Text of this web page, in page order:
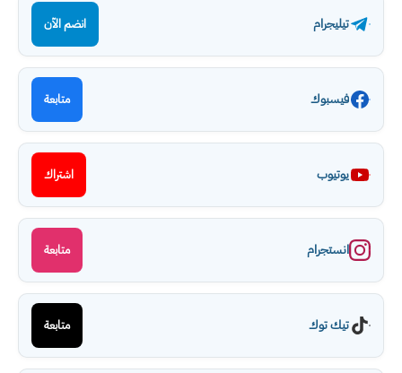
تيليجرام انضم الآن
فيسبوك متابعة
يوتيوب اشتراك
انستجرام متابعة
تيك توك متابعة